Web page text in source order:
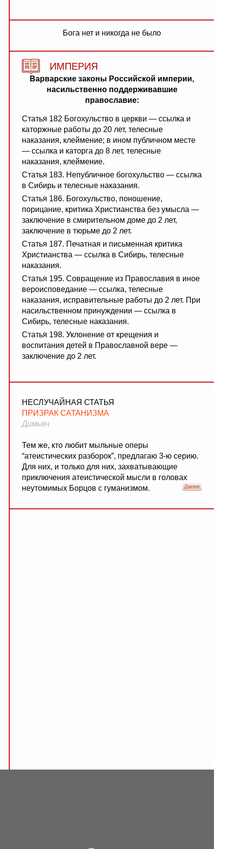
Бога нет и никогда не было
ИМПЕРИЯ
Варварские законы Российской империи,
насильственно поддерживавшие
православие:
Статья 182 Богохульство в церкви — ссылка и
каторжные работы до 20 лет, телесные
наказания, клеймение; в ином публичном месте
— ссылка и каторга до 8 лет, телесные
наказания, клеймение.
Статья 183. Непубличное богохульство — ссылка
в Сибирь и телесные наказания.
Статья 186. Богохульство, поношение,
порицание, критика Христианства без умысла —
заключение в смирительном доме до 2 лет,
заключение в тюрьме до 2 лет.
Статья 187. Печатная и письменная критика
Христианства — ссылка в Сибирь, телесные
наказания.
Статья 195. Совращение из Православия в иное
вероисповедание — ссылка, телесные
наказания, исправительные работы до 2 лет. При
насильственном принуждении — ссылка в
Сибирь, телесные наказания.
Статья 198. Уклонение от крещения и
воспитания детей в Православной вере —
заключение до 2 лет.
НЕСЛУЧАЙНАЯ СТАТЬЯ
ПРИЗРАК САТАНИЗМА
Димьян
Тем же, кто любит мыльные оперы
“атеистических разборок”, предлагаю 3-ю серию.
Для них, и только для них, захватывающие
приключения атеистической мысли в головах
неутомимых Борцов с гуманизмом.